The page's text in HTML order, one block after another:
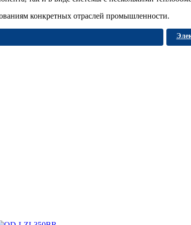
конкретных отраслей промышленности.